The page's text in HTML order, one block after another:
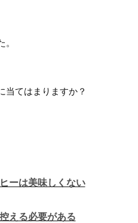
当てはまりますか？
ーは美味しくない
える必要がある